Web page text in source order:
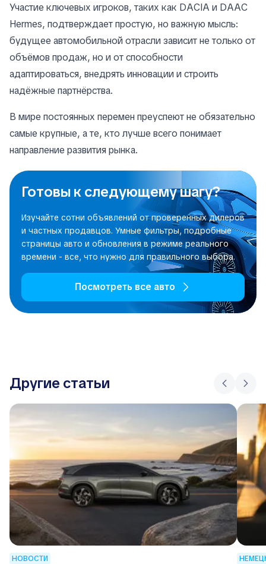
Участие ключевых игроков, таких как DACIA и DAAC
Hermes, подтверждает простую, но важную мысль:
будущее автомобильной отрасли зависит не только от
объёмов продаж, но и от способности
адаптироваться, внедрять инновации и строить
надёжные партнёрства.
В мире постоянных перемен преуспеют не обязательно
самые крупные, а те, кто лучше всего понимает
направление развития рынка.
Готовы к следующему шагу?
Изучайте сотни объявлений от проверенных дилеров
и частных продавцов. Умные фильтры, подробные
страницы авто и обновления в режиме реального
времени - все, что нужно для правильного выбора.
Посмотреть все авто
Другие статьи
НОВОСТИ